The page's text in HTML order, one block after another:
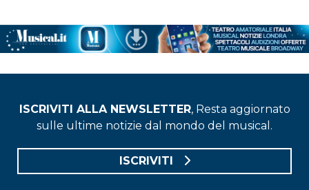
ISCRIVITI ALLA NEWSLETTER, Resta aggiornato
sulle ultime notizie dal mondo del musical.
ISCRIVITI